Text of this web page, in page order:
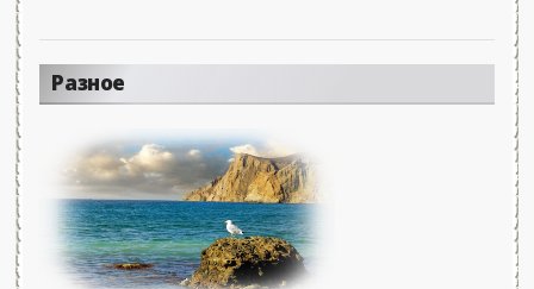
Разное